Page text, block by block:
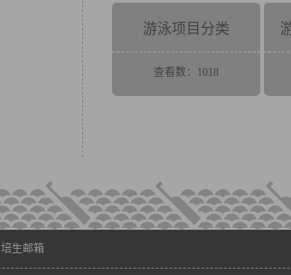
游泳项目分类
查看数：1018
培生邮箱